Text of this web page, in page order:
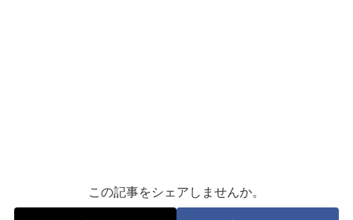
この記事をシェアしませんか。